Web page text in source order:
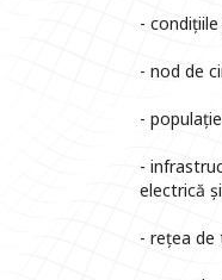
-
- nod de
-
-
electrică
- rețea de